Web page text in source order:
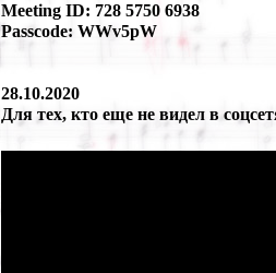
Meeting ID: 728 5750 6938
Passcode: WWv5pW
28.10.2020
Для тех, кто еще не видел в